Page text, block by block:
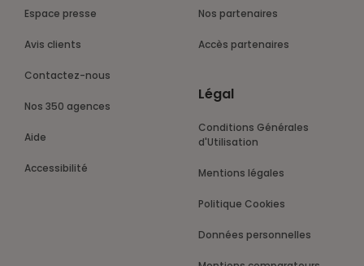
Espace presse
Avis clients
Contactez-nous
Nos 350 agences
Aide
Accessibilité
Nos partenaires
Accès partenaires
Légal
Conditions Générales
d'Utilisation
Mentions légales
Politique Cookies
Données personnelles